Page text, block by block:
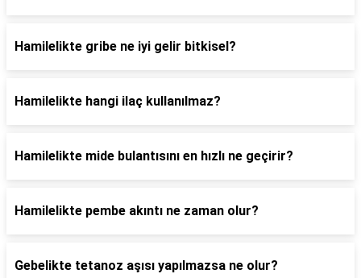
Hamilelikte gribe ne iyi gelir bitkisel?
Hamilelikte hangi ilaç kullanılmaz?
Hamilelikte mide bulantısını en hızlı ne geçirir?
Hamilelikte pembe akıntı ne zaman olur?
Gebelikte tetanoz aşısı yapılmazsa ne olur?